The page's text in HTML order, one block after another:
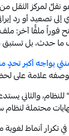
نقلٌ لمركز
تصعيد أو رد
فوراً ملفًّا آخر:
ما حدث، بل
يواجه أكبر تحدٍ
علامة على
والثاني
محتملة لنظام
تكرار أنماط